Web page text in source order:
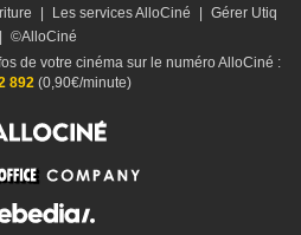
Les services AlloCiné
Gérer Utiq
©AlloCiné
de votre cinéma sur le numéro AlloCiné :
892(0,90€/minute)